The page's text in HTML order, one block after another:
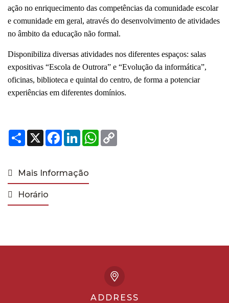
ação no enriquecimento das competências da comunidade escolar
e comunidade em geral, através do desenvolvimento de atividades
no âmbito da educação não formal.
Disponibiliza diversas atividades nos diferentes espaços: salas
expositivas “Escola de Outrora” e “Evolução da informática”,
oficinas, biblioteca e quintal do centro, de forma a potenciar
experiências em diferentes domínios.
Share
X Facebook
LinkedInWhatsApp
Mais Informação
Horário
ADDRESS